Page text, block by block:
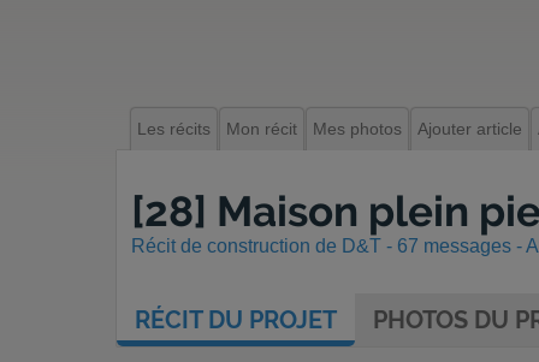
Les récits Mon récit Mes photos Ajouter article
[28] Maison plein
Récit de construction de D&T - 67 messages -
RÉCITDU PROJET PHOTOS DU